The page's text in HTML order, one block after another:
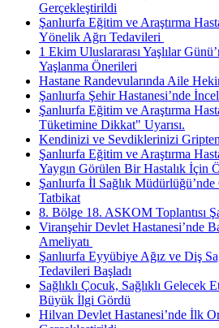
Gerçekleştirildi
Şanlıurfa Eğitim ve Araştırma
Yönelik Ağrı Tedavileri ​
1 Ekim Uluslararası Yaşlılar
Yaşlanma Önerileri
Hastane Randevularında Aile
Şanlıurfa Şehir Hastanesi’nde
Şanlıurfa Eğitim ve Araştırma
Tüketimine Dikkat" Uyarısı.
Kendinizi ve Sevdiklerinizi
Şanlıurfa Eğitim ve Araştırma
Yaygın Görülen Bir Hastalık İçin
Şanlıurfa İl Sağlık
Tatbikat
8. Bölge 18. ASKOM Toplantısı
Viranşehir Devlet Hastanesi’nde
Ameliyatı ​
Şanlıurfa Eyyübiye Ağız ve Diş
Tedavileri Başladı
Sağlıklı Çocuk, Sağlıklı Gelecek
Büyük İlgi Gördü
Hilvan Devlet Hastanesi’nde İlk